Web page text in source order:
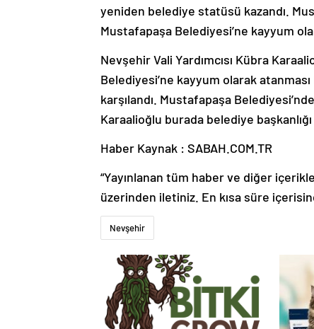
yeniden belediye statüsü kazandı.
Mustafapaşa Belediyesi’ne kayyum
Nevşehir Vali Yardımcısı Kübra
Belediyesi’ne kayyum olarak
karşılandı. Mustafapaşa
Karaalioğlu burada belediye
Haber Kaynak : SABAH.COM.TR
“Yayınlanan tüm haber ve diğer
üzerinden iletiniz. En kısa süre
Nevşehir